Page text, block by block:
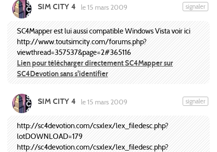
SIM CITY 4 le 15 mars 2009 signaler
SC4Mapper est lui aussi compatible Windows Vista voir ici
http://www.toutsimcity.com/forums.php?
viewthread=357537&page=2#365116
Lien pour télécharger directement SC4Mapper sur
SC4Devotion sans s'identifier
SIM CITY 4 le 15 mars 2009 signaler
http://sc4devotion.com/csxlex/lex_filedesc.php?
lotDOWNLOAD=179
http://sc4devotion.com/csxlex/lex_filedesc.php?